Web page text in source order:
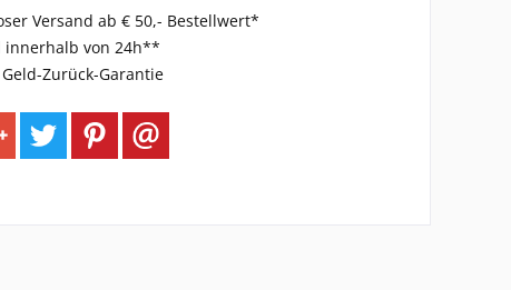
Versand ab € 50,- Bestellwert*
innerhalb von 24h**
Geld-Zurück-Garantie